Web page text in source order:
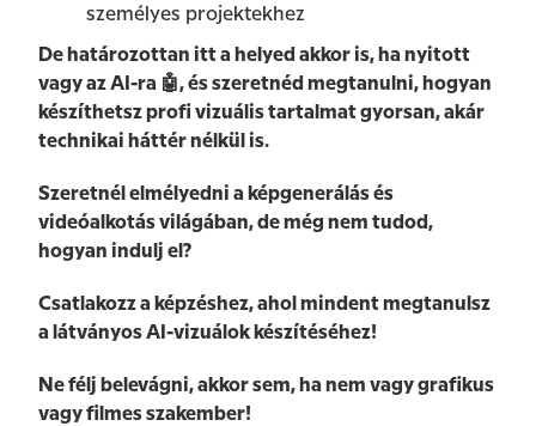
személyes projektekhez
De határozottan itt a helyed akkor is, ha nyitott
vagy az AI-ra 🤖, és szeretnéd megtanulni, hogyan
készíthetsz profi vizuális tartalmat gyorsan, akár
technikai háttér nélkül is.
Szeretnél elmélyedni a képgenerálás és
videóalkotás világában, de még nem tudod,
hogyan indulj el?
Csatlakozz a képzéshez, ahol mindent megtanulsz
a látványos AI-vizuálok készítéséhez!
Ne félj belevágni, akkor sem, ha nem vagy grafikus
vagy filmes szakember!